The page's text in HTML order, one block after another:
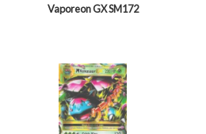
Vaporeon GX SM172